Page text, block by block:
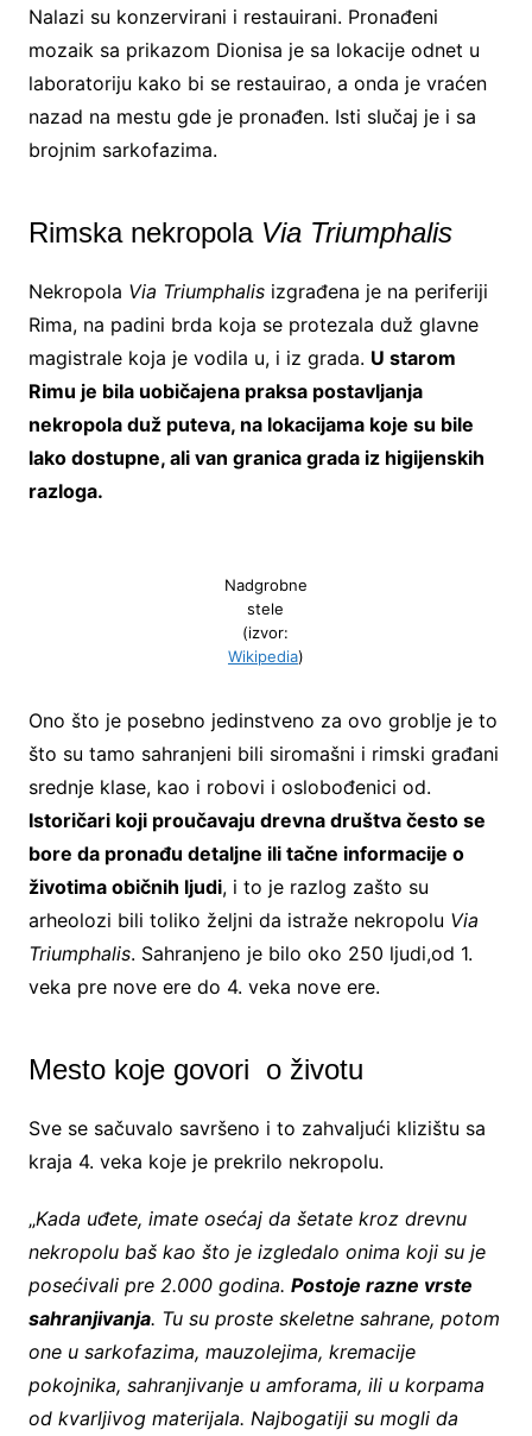
Nalazi su konzervirani i restauirani. Pronađeni
mozaik sa prikazom Dionisa je sa lokacije odnet u
laboratoriju kako bi se restauirao, a onda je vraćen
nazad na mestu gde je pronađen. Isti slučaj je i sa
brojnim sarkofazima.
Rimska nekropola Via Triumphalis
Nekropola Via Triumphalisizgrađena je na periferiji
Rima, na padini brda koja se protezala duž glavne
magistrale koja je vodila u, i iz grada. U starom
Rimu je bila uobičajena praksa postavljanja
nekropola duž puteva, na lokacijama koje su bile
lako dostupne, ali van granica grada iz higijenskih
razloga.
Nadgrobne
stele
(izvor:
Wikipedia)
Ono što je posebno jedinstveno za ovo groblje je to
što su tamo sahranjeni bili siromašni i rimski građani
srednje klase, kao i robovi i oslobođenici od.
Istoričari koji proučavaju drevna društva često se
bore da pronađu detaljne ili tačne informacije o
životima običnih ljudi, i to je razlog zašto su
arheolozi bili toliko željni da istraže nekropolu Via
Triumphalis. Sahranjeno je bilo oko 250 ljudi,od 1.
veka pre nove ere do 4. veka nove ere.
Mesto koje govori o životu
Sve se sačuvalo savršeno i to zahvaljući klizištu sa
kraja 4. veka koje je prekrilo nekropolu.
„Kada uđete, imate osećaj da šetate kroz drevnu
nekropolu baš kao što je izgledalo onima koji su je
posećivali pre 2.000 godina. Postoje razne vrste
sahranjivanja. Tu su proste skeletne sahrane, potom
one u sarkofazima, mauzolejima, kremacije
pokojnika, sahranjivanje u amforama, ili u korpama
od kvarljivog materijala. Najbogatiji su mogli da